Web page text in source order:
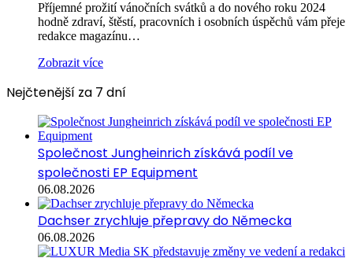
Příjemné prožití vánočních svátků a do nového roku 2024
hodně zdraví, štěstí, pracovních i osobních úspěchů vám přeje
redakce magazínu…
Zobrazit více
Nejčtenější za 7 dní
Společnost Jungheinrich získává podíl ve
společnosti EP Equipment
06.08.2026
Dachser zrychluje přepravy do Německa
06.08.2026